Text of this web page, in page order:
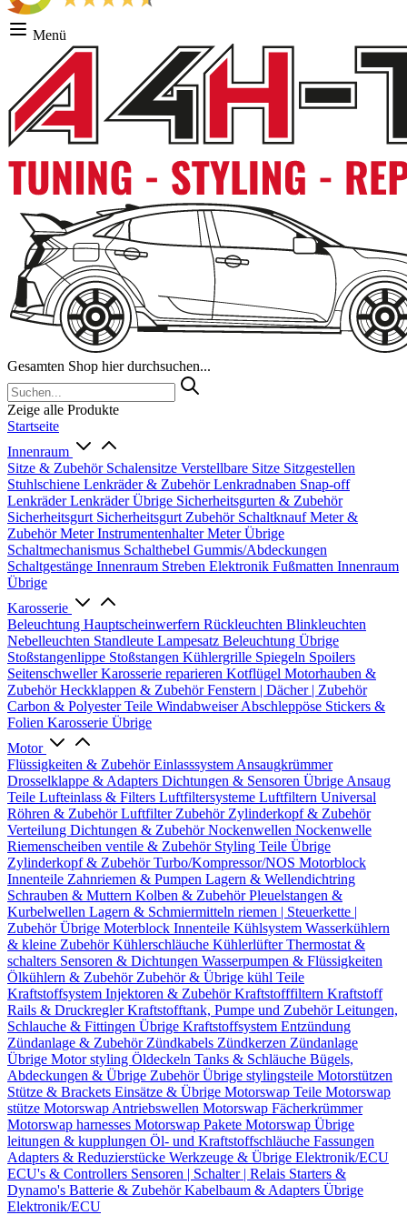
Menü
Gesamten Shop hier durchsuchen...
Zeige alle Produkte
Startseite
Innenraum
Sitze & Zubehör Schalensitze Verstellbare Sitze Sitzgestellen
Stuhlschiene Lenkräder & ZubehörLenkradnaben Snap-off
LenkräderLenkräder Übrige Sicherheitsgurten & Zubehör
Sicherheitsgurt Sicherheitsgurt Zubehör SchaltknaufMeter &
ZubehörMeterInstrumentenhalterMeter Übrige
Schaltmechanismus Schalthebel Gummis/Abdeckungen
Schaltgestänge Innenraum Streben Elektronik Fußmatten Innenraum
Übrige
Karosserie
Beleuchtung Hauptscheinwerfern Rückleuchten Blinkleuchten
Nebelleuchten Standleute Lampesatz Beleuchtung Übrige
Stoßstangenlippe Stoßstangen Kühlergrille Spiegeln Spoilers
SeitenschwellerKarosserie reparieren Kotflügel Motorhauben &
ZubehörHeckklappen & ZubehörFenstern | Dächer | Zubehör
Carbon & Polyester Teile WindabweiserAbschleppöse Stickers &
Folien Karosserie Übrige
Motor
Flüssigkeiten & ZubehörEinlasssystem Ansaugkrümmer
Drosselklappe & Adapters Dichtungen & Sensoren Übrige Ansaug
Teile Lufteinlass & Filters Luftfiltersysteme Luftfiltern Universal
Röhren & ZubehörLuftfilter Zubehör Zylinderkopf & Zubehör
Verteilung Dichtungen & ZubehörNockenwellen Nockenwelle
Riemenscheiben ventile & Zubehör Styling Teile Übrige
Zylinderkopf & ZubehörTurbo/Kompressor/NOS Motorblock
Innenteile Zahnriemen & Pumpen Lagern & Wellendichtring
Schrauben & Muttern Kolben & ZubehörPleuelstangen &
Kurbelwellen Lagern & Schmiermitteln riemen | Steuerkette |
ZubehörÜbrige Moterblock Innenteile Kühlsystem Wasserkühlern
& kleine ZubehörKühlerschläuche KühlerlüfterThermostat &
schalters Sensoren & Dichtungen Wasserpumpen & Flüssigkeiten
Ölkühlern & Zubehör Zubehör & Übrige kühl Teile
Kraftstoffsystem Injektoren & ZubehörKraftstofffiltern Kraftstoff
Rails & DruckreglerKraftstofftank, Pumpe und ZubehörLeitungen,
Schlauche & Fittingen Übrige Kraftstoffsystem Entzündung
Zündanlage & Zubehör Zündkabels Zündkerzen Zündanlage
Übrige Motor styling Öldeckeln Tanks & Schläuche Bügels,
Abdeckungen & Übrige ZubehörÜbrige stylingsteile Motorstützen
Stütze & Brackets Einsätze & Übrige Motorswap Teile Motorswap
stütze Motorswap Antriebswellen Motorswap Fächerkrümmer
Motorswap harnesses Motorswap Pakete Motorswap Übrige
leitungen & kupplungen Öl- und Kraftstoffschläuche Fassungen
Adapters & Reduzierstücke Werkzeuge & Übrige Elektronik/ECU
ECU's & Controllers Sensoren | Schalter | Relais Starters &
Dynamo's Batterie & ZubehörKabelbaum & Adapters Übrige
Elektronik/ECU